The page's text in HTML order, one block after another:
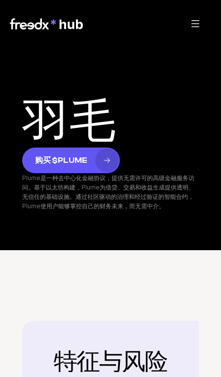
羽毛
购买 $PLUME
Plume是一种去中心化金融协议，提供无需许可的高级金融服务访
问。基于以太坊构建，Plume为借贷、交易和收益生成提供透明、
无信任的基础设施。通过社区驱动的治理和经过验证的智能合约，
Plume使用户能够掌控自己的财务未来，而无需中介。
后面
特征与风险